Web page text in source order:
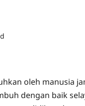
oleh manusia
dengan baik